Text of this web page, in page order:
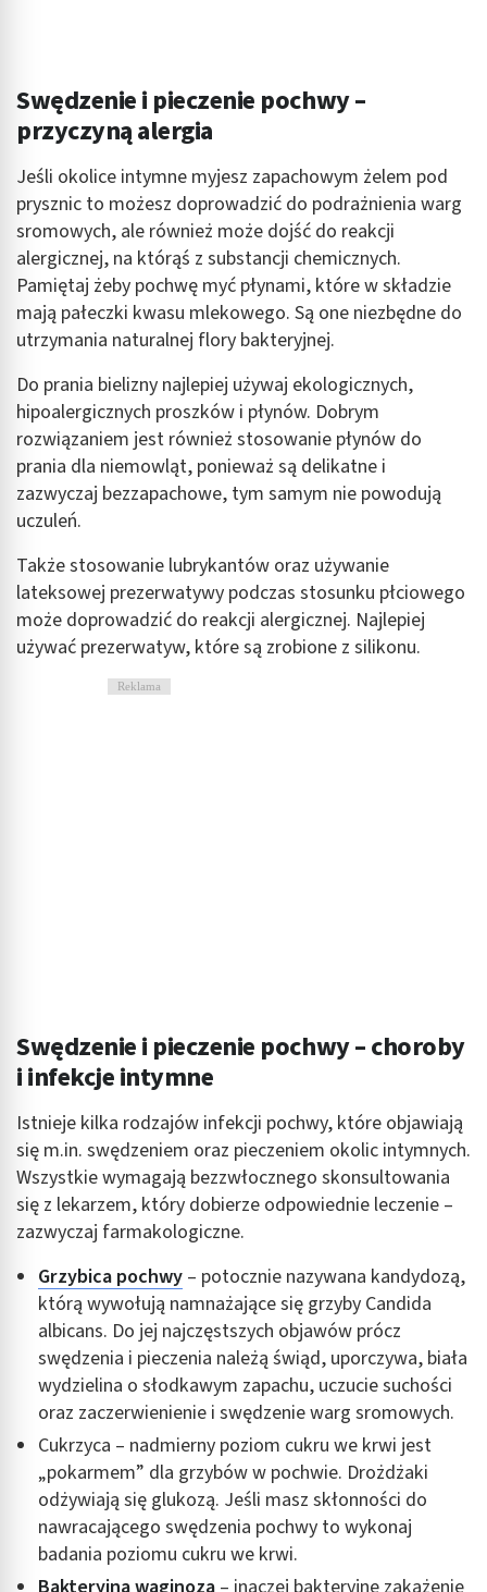
Swędzenie i pieczenie pochwy –
przyczyną alergia
Jeśli okolice intymne myjesz zapachowym żelem pod
prysznic to możesz doprowadzić do podrażnienia warg
sromowych, ale również może dojść do reakcji
alergicznej, na którąś z substancji chemicznych.
Pamiętaj żeby pochwę myć płynami, które w składzie
mają pałeczki kwasu mlekowego. Są one niezbędne do
utrzymania naturalnej flory bakteryjnej.
Do prania bielizny najlepiej używaj ekologicznych,
hipoalergicznych proszków i płynów. Dobrym
rozwiązaniem jest również stosowanie płynów do
prania dla niemowląt, ponieważ są delikatne i
zazwyczaj bezzapachowe, tym samym nie powodują
uczuleń.
Także stosowanie lubrykantów oraz używanie
lateksowej prezerwatywy podczas stosunku płciowego
może doprowadzić do reakcji alergicznej. Najlepiej
używać prezerwatyw, które są zrobione z silikonu.
Reklama
Swędzenie i pieczenie pochwy – choroby
i infekcje intymne
Istnieje kilka rodzajów infekcji pochwy, które objawiają
się m.in. swędzeniem oraz pieczeniem okolic intymnych.
Wszystkie wymagają bezzwłocznego skonsultowania
się z lekarzem, który dobierze odpowiednie leczenie –
zazwyczaj farmakologiczne.
Grzybica pochwy – potocznie nazywana kandydozą,
którą wywołują namnażające się grzyby Candida
albicans. Do jej najczęstszych objawów prócz
swędzenia i pieczenia należą świąd, uporczywa, biała
wydzielina o słodkawym zapachu, uczucie suchości
oraz zaczerwienienie i swędzenie warg sromowych.
Cukrzyca – nadmierny poziom cukru we krwi jest
„pokarmem” dla grzybów w pochwie. Drożdżaki
odżywiają się glukozą. Jeśli masz skłonności do
nawracającego swędzenia pochwy to wykonaj
badania poziomu cukru we krwi.